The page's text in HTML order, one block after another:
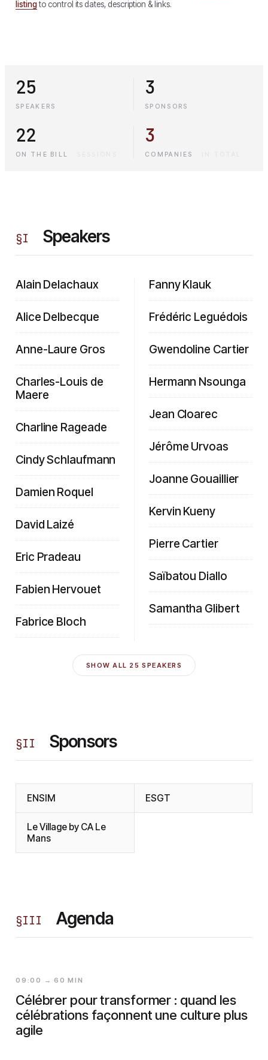
listingto control its dates, description & links.
25
SPEAKERS
3
SPONSORS
22
ON THE BILL
3
COMPANIES
§I Speakers
Alain Delachaux
Alice Delbecque
Anne-Laure Gros
Charles-Louis de
Maere
Charline Rageade
Cindy Schlaufmann
Damien Roquel
David Laizé
Eric Pradeau
Fabien Hervouet
Fabrice Bloch
Fanny Klauk
Frédéric Leguédois
Gwendoline Cartier
Hermann Nsounga
Jean Cloarec
Jérôme Urvoas
Joanne Gouaillier
Kervin Kueny
Pierre Cartier
Saïbatou Diallo
Samantha Glibert
SHOW ALL 25 SPEAKERS
§II Sponsors
ENSIM ESGT
Le Village by CA Le
Mans
§III Agenda
09:00 → 60 MIN
Célébrer pour transformer : quand les
célébrations façonnent une culture plus
agile